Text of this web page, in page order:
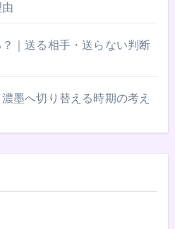
｜送る相手・送らない判断
墨へ切り替える時期の考え